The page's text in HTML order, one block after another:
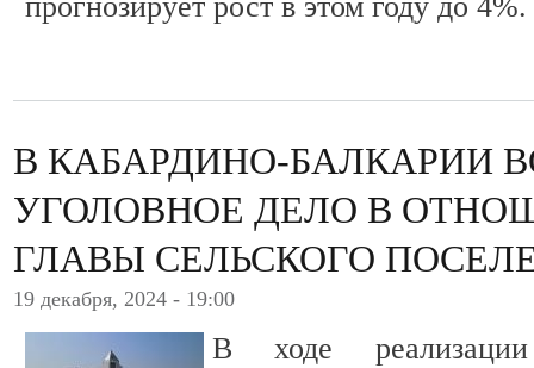
В КАБАРДИНО-БАЛКАРИИ
УГОЛОВНОЕ ДЕЛО В
ГЛАВЫ СЕЛЬСКОГО
19 декабря, 2024 - 19:00
В ходе реализации